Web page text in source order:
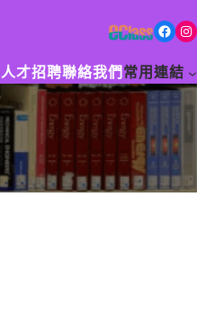
Facebook Instagram
人才招聘聯絡我們 常用連結